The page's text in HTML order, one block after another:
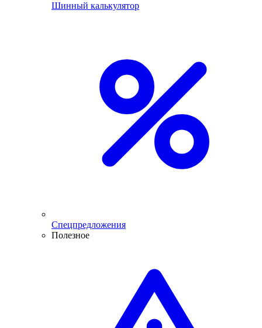
Шинный калькулятор
Спецпредложения
Полезное